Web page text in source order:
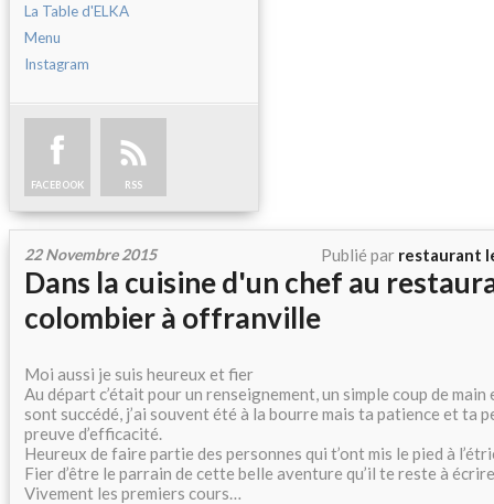
La Table d'ELKA
Menu
Instagram
FACEBOOK RSS
22 Novembre 2015 Publié par restaurant
Dans la cuisine d'un chef au
colombier à offranville
Moi aussi je suis heureux et fier
Au départ c’était pour un renseignement, un simple coup de
sont succédé, j’ai souvent été à la bourre mais ta patience et ta
preuve d’efficacité.
Heureux de faire partie des personnes qui t’ont mis le pied à
Fier d’être le parrain de cette belle aventure qu’il te reste à
Vivement les premiers cours…